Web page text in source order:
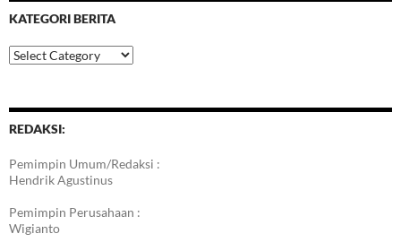
KATEGORI BERITA
Kategori
Berita
REDAKSI:
Pemimpin Umum/Redaksi :
Hendrik Agustinus
Pemimpin Perusahaan :
Wigianto